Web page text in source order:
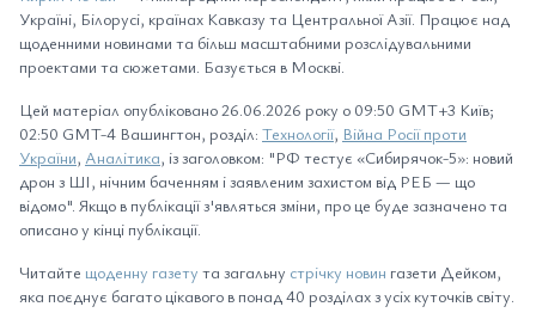
Україні, Білорусі, країнах Кавказу та Центральної Азії. Працює над
щоденними новинами та більш масштабними розслідувальними
проектами та сюжетами. Базується в Москві.
Цей матеріал опубліковано 26.06.2026 року о 09:50 GMT+3 Київ;
02:50 GMT-4 Вашингтон, розділ: Технології, Війна Росії проти
України, Аналітика, із заголовком: "РФ тестує «Сибирячок-5»: новий
дрон з ШІ, нічним баченням і заявленим захистом від РЕБ — що
відомо". Якщо в публікації з'являться зміни, про це буде зазначено та
описано у кінці публікації.
Читайте щоденну газету та загальну стрічку новин газети Дейком,
яка поєднує багато цікавого в понад 40 розділах з усіх куточків світу.